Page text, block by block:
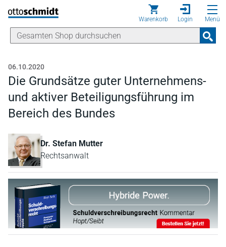
Direkt zum Inhalt
Warenkorb Login Menü
06.10.2020
Die Grundsätze guter Unternehmens-
und aktiver Beteiligungsführung im
Bereich des Bundes
Dr. Stefan Mutter
Rechtsanwalt